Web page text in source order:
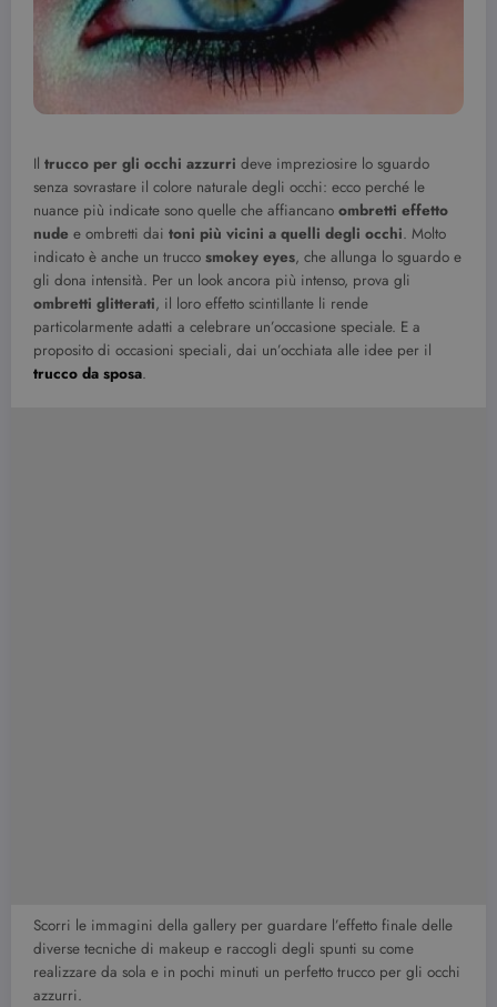
Il trucco per gli occhi azzurri deve impreziosire lo sguardo
senza sovrastare il colore naturale degli occhi: ecco perché le
nuance più indicate sono quelle che affiancano ombretti effetto
nude e ombretti dai toni più vicini a quelli degli occhi. Molto
indicato è anche un trucco smokey eyes, che allunga lo sguardo e
gli dona intensità. Per un look ancora più intenso, prova gli
ombretti glitterati, il loro effetto scintillante li rende
particolarmente adatti a celebrare un’occasione speciale. E a
proposito di occasioni speciali, dai un’occhiata alle idee per il
trucco da sposa.
Scorri le immagini della gallery per guardare l’effetto finale delle
diverse tecniche di makeup e raccogli degli spunti su come
realizzare da sola e in pochi minuti un perfetto trucco per gli occhi
azzurri.